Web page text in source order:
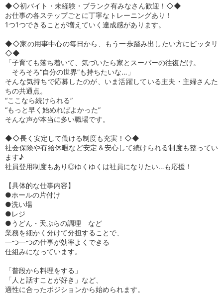
◆◇初バイト・未経験・ブランク有みなさん歓迎！◇◆
お仕事の各ステップごとに丁寧なトレーニングあり！
1つ1つできることが増えていく達成感があります。
◆◇家の用事中心の毎日から、もう一歩踏み出したい方にピッタリ
◇◆
「子育ても落ち着いて、気づいたら家とスーパーの往復だけ。
そろそろ“自分の世界”も持ちたいな…」
そんな気持ちで応募したのが、いま活躍している主夫・主婦さんた
ちの共通点。
“ここなら続けられる”
“もっと早く始めればよかった”
そんな声が本当に多い職場です。
◆◇長く安定して働ける制度も充実！◇◆
社会保険や有給休暇など安定＆安心して続けられる制度も整ってい
ます♪
社員登用制度もあり◎ゆくゆくは社員になりたい…も応援！
【具体的な仕事内容】
●ホールの片付け
●洗い場
●レジ
●うどん・天ぷらの調理 など
業務を細かく分けて分担することで、
一つ一つの仕事が効率よくできる
仕組みになっています。
「普段から料理をする」
「人と話すことが好き」など、
適性に合ったポジションから始められます。